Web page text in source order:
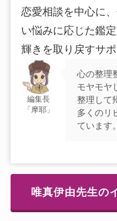
恋愛相談を中心に
い悩みに応じた鑑
輝きを取り戻すサ
編集長
「摩耶」
心の整理
モヤモヤ
整理して
多くのリ
ています。
唯真伊由先生の